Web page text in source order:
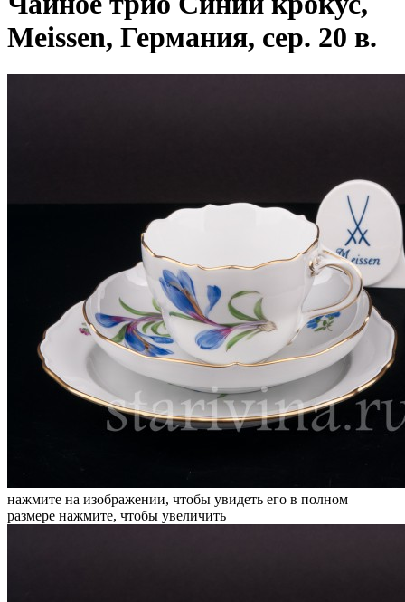
Meissen, Германия, сер. 20 в.
нажмите на изображении, чтобы увидеть его в полном
размере нажмите, чтобы увеличить